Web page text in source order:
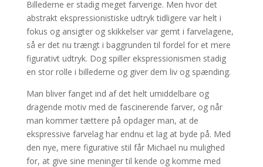
Billederne er stadig meget farverige. Men hvor det
abstrakt ekspressionistiske udtryk tidligere var helt i
fokus og ansigter og skikkelser var gemt i farvelagene,
så er det nu trængt i baggrunden til fordel for et mere
figurativt udtryk. Dog spiller ekspressionismen stadig
en stor rolle i billederne og giver dem liv og spænding.
Man bliver fanget ind af det helt umiddelbare og
dragende motiv med de fascinerende farver, og når
man kommer tættere på opdager man, at de
ekspressive farvelag har endnu et lag at byde på. Med
den nye, mere figurative stil får Michael nu mulighed
for, at give sine meninger til kende og komme med